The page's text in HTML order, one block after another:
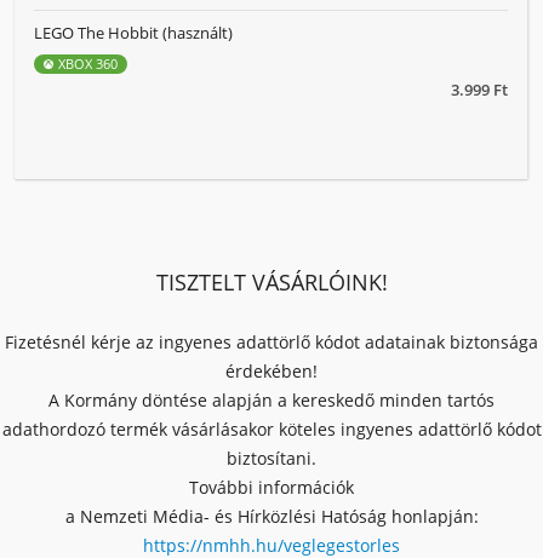
3.999 Ft
LEGO The Hobbit (használt)
XBOX 360
TISZTELT VÁSÁRLÓINK!
Fizetésnél kérje az ingyenes adattörlő kódot adatainak biztonsága
érdekében!
A Kormány döntése alapján a kereskedő minden tartós
adathordozó termék vásárlásakor köteles ingyenes adattörlő kódot
biztosítani.
További információk
a Nemzeti Média- és Hírközlési Hatóság honlapján:
https://nmhh.hu/veglegestorles